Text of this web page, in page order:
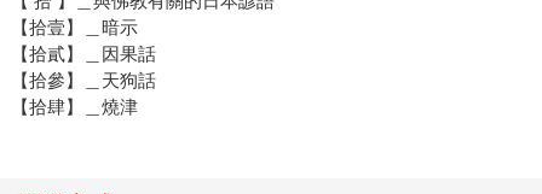
【拾壹】＿暗示
【拾貳】＿因果話
【拾參】＿天狗話
【拾肆】＿燒津